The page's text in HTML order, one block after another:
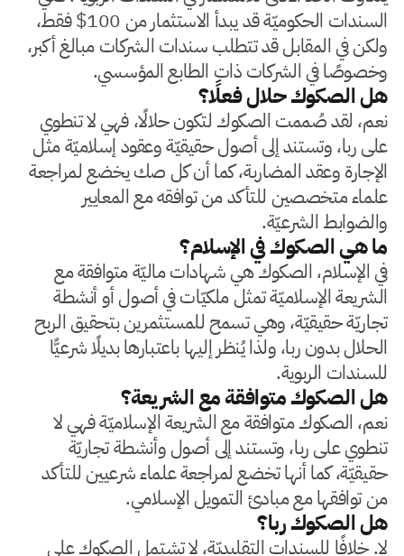
السندات الحكوميّة قد يبدأ الاستثمار من 100$ فقط،
ولكن في المقابل قد تتطلب سندات الشركات مبالغ أكبر،
وخصوصًا في الشركات ذات الطابع المؤسسي.
هل الصكوك حلال فعلًا؟
نعم، لقد صُممت الصكوك لتكون حلالًا، فهي لا تنطوي
على ربا، وتستند إلى أصول حقيقيّة وعقود إسلاميّة مثل
الإجارة وعقد المضاربة، كما أن كل صك يخضع لمراجعة
علماء متخصصين للتأكد من توافقه مع المعايير
والضوابط الشرعيّة.
ما هي الصكوك في الإسلام؟
في الإسلام، الصكوك هي شهادات ماليّة متوافقة مع
الشريعة الإسلاميّة تمثل ملكيّات في أصول أو أنشطة
تجاريّة حقيقيّة، وهي تسمح للمستثمرين بتحقيق الربح
الحلال بدون ربا، ولذا يُنظر إليها باعتبارها بديلًا شرعيًّا
للسندات الربوية.
هل الصكوك متوافقة مع الشريعة؟
نعم، الصكوك متوافقة مع الشريعة الإسلاميّة فهي لا
تنطوي على ربا، وتستند إلى أصول وأنشطة تجاريّة
حقيقيّة، كما أنها تخضع لمراجعة علماء شرعيين للتأكد
من توافقها مع مبادئ التمويل الإسلامي.
هل الصكوك ربا؟
لا. خلافًا للسندات التقليديّة، لا تشتمل الصكوك على